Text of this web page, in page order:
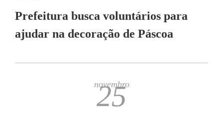
Prefeitura busca voluntários para
ajudar na decoração de Páscoa
novembro
25